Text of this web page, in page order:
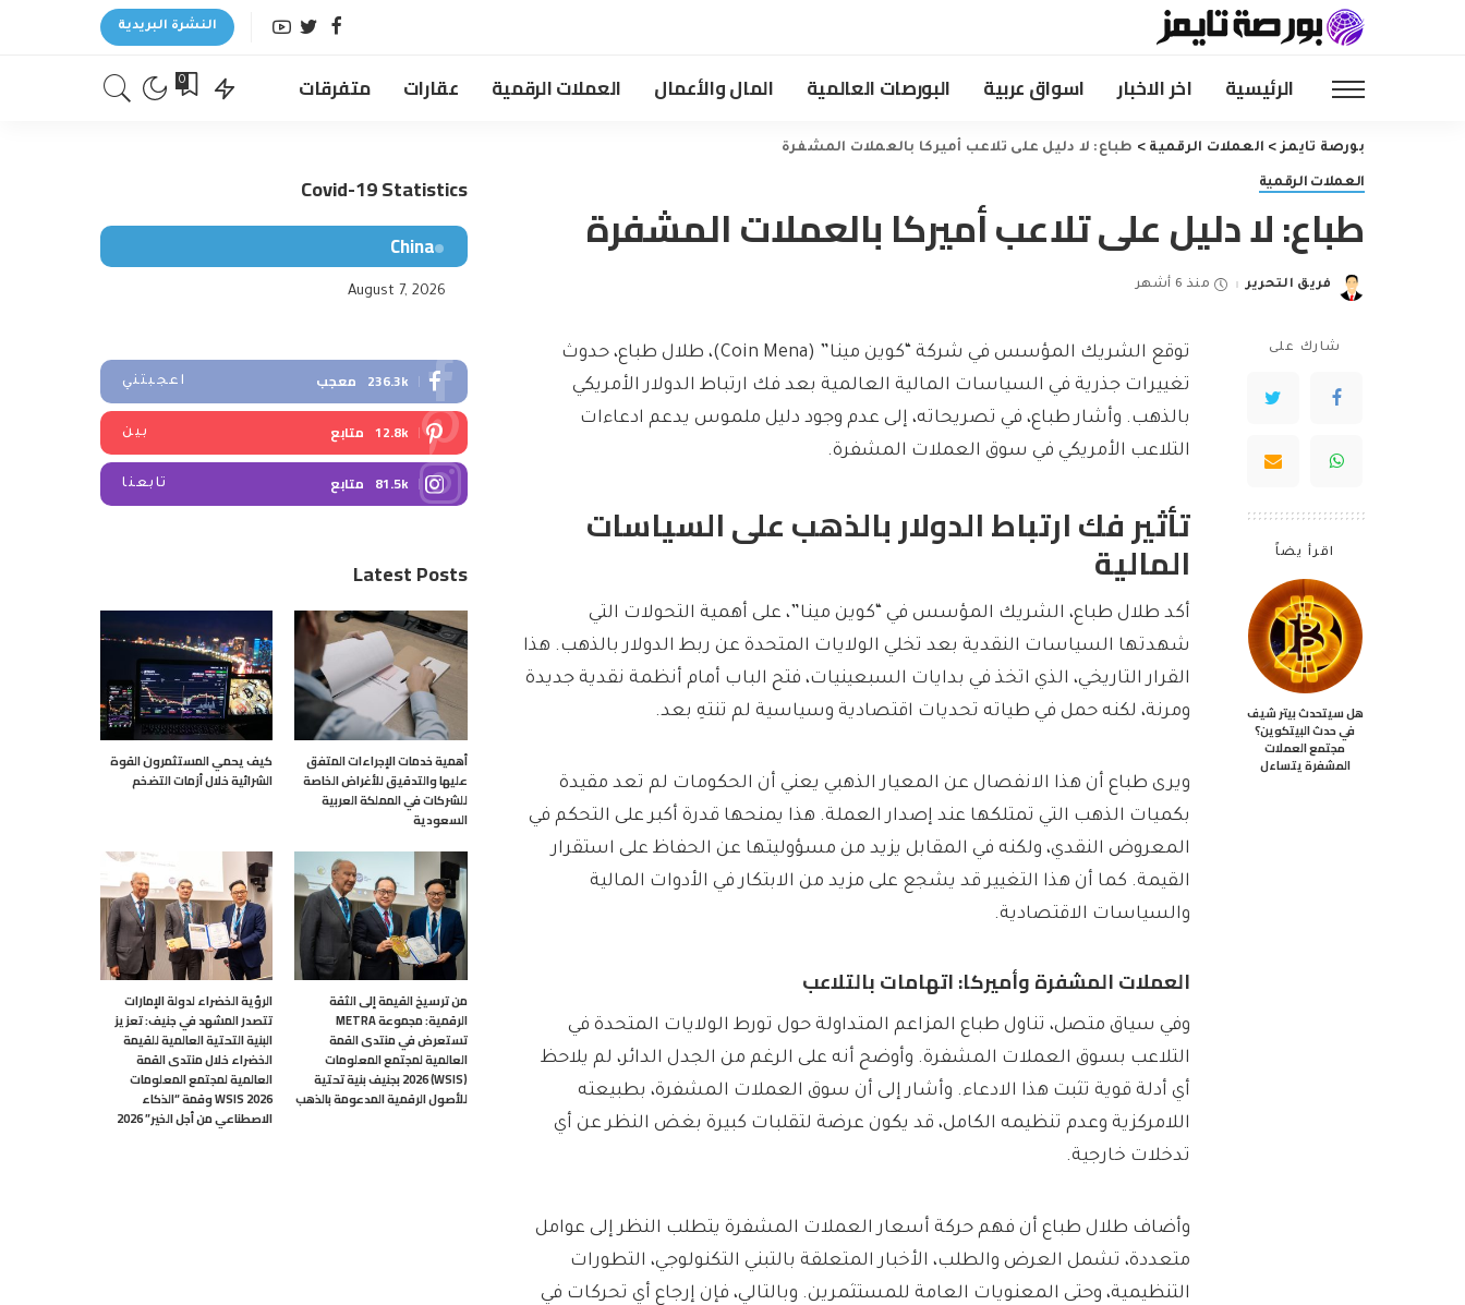
النشرة البريدية
الرئيسية اخر الاخبار اسواق عربية البورصات العالمية المال والأعمال العملات الرقمية عقارات متفرقات 0
بورصة تايمز> العملات الرقمية > طباع: لا دليل على تلاعب أميركا بالعملات المشفرة
العملات الرقمية
طباع: لا دليل على تلاعب أميركا بالعملات المشفرة
Posted
فريق التحرير منذ 6 أشهر
شارك على
اقرأ يضاً
هل سيتحدث بيتر شيف
في حدث البيتكوين؟
مجتمع العملات
المشفرة يتساءل
توقع الشريك المؤسس في شركة “كوين مينا” (Coin Mena)، طلال طباع، حدوث
تغييرات جذرية في السياسات المالية العالمية بعد فك ارتباط الدولار الأمريكي
بالذهب. وأشار طباع، في تصريحاته، إلى عدم وجود دليل ملموس يدعم ادعاءات
التلاعب الأمريكي في سوق العملات المشفرة.
تأثير فك ارتباط الدولار بالذهب على السياسات
المالية
أكد طلال طباع، الشريك المؤسس في “كوين مينا”، على أهمية التحولات التي
شهدتها السياسات النقدية بعد تخلي الولايات المتحدة عن ربط الدولار بالذهب. هذا
القرار التاريخي، الذي اتخذ في بدايات السبعينيات، فتح الباب أمام أنظمة نقدية جديدة
ومرنة، لكنه حمل في طياته تحديات اقتصادية وسياسية لم تنتهِ بعد.
ويرى طباع أن هذا الانفصال عن المعيار الذهبي يعني أن الحكومات لم تعد مقيدة
بكميات الذهب التي تمتلكها عند إصدار العملة. هذا يمنحها قدرة أكبر على التحكم في
المعروض النقدي، ولكنه في المقابل يزيد من مسؤوليتها عن الحفاظ على استقرار
القيمة. كما أن هذا التغيير قد يشجع على مزيد من الابتكار في الأدوات المالية
والسياسات الاقتصادية.
العملات المشفرة وأميركا: اتهامات بالتلاعب
وفي سياق متصل، تناول طباع المزاعم المتداولة حول تورط الولايات المتحدة في
التلاعب بسوق العملات المشفرة. وأوضح أنه على الرغم من الجدل الدائر، لم يلاحظ
أي أدلة قوية تثبت هذا الادعاء. وأشار إلى أن سوق العملات المشفرة، بطبيعته
اللامركزية وعدم تنظيمه الكامل، قد يكون عرضة لتقلبات كبيرة بغض النظر عن أي
تدخلات خارجية.
وأضاف طلال طباع أن فهم حركة أسعار العملات المشفرة يتطلب النظر إلى عوامل
متعددة، تشمل العرض والطلب، الأخبار المتعلقة بالتبني التكنولوجي، التطورات
التنظيمية، وحتى المعنويات العامة للمستثمرين. وبالتالي، فإن إرجاع أي تحركات في
Covid-19 Statistics
China
August 7, 2026
236.3k معجب اعجبتني
12.8k متابع بين
81.5k متابع تابعنا
Latest Posts
أهمية خدمات الإجراءات المتفق
عليها والتدقيق للأغراض الخاصة
للشركات في المملكة العربية
السعودية
كيف يحمي المستثمرون القوة
الشرائية خلال أزمات التضخم
من ترسيخ القيمة إلى الثقة
الرقمية: مجموعة METRA
تستعرض في منتدى القمة
العالمية لمجتمع المعلومات
(WSIS) 2026 بجنيف بنية تحتية
للأصول الرقمية المدعومة بالذهب
الرؤية الخضراء لدولة الإمارات
تتصدر المشهد في جنيف: تعزيز
البنية التحتية العالمية للقيمة
الخضراء خلال منتدى القمة
العالمية لمجتمع المعلومات
WSIS 2026 وقمة “الذكاء
الاصطناعي من أجل الخير” 2026